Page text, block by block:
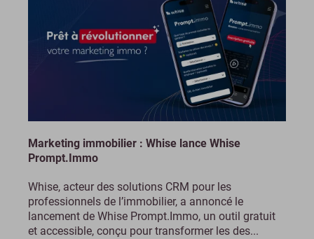
Marketing immobilier : Whise lance Whise
Prompt.Immo
Whise, acteur des solutions CRM pour les
professionnels de l’immobilier, a annoncé le
lancement de Whise Prompt.Immo, un outil gratuit
et accessible, conçu pour transformer les des...